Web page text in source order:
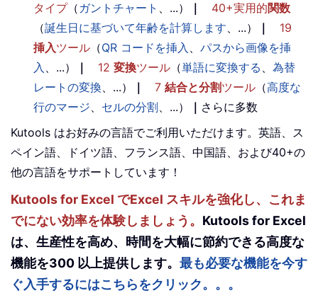
タイプ（ ガントチャート 、...） ｜ 40+実用的関数
（誕生日に基づいて年齢を計算します、...） ｜
19
挿入ツール （QR コードを挿入 、 パスから画像を挿
入 、...） ｜ 12 変換ツール （単語に変換する 、 為替
レートの変換、...） ｜ 7 結合と分割ツール （高度な
行のマージ、 セルの分割、...） ｜ さらに多数
Kutools はお好みの言語でご利用いただけます。英語、ス
ペイン語、ドイツ語、フランス語、中国語、および40+の
他の言語をサポートしています！
Kutools for Excel でExcel スキルを強化し、これま
でにない効率を体験しましょう。 Kutools for Excel
は、生産性を高め、時間を大幅に節約できる高度な
機能を300 以上提供します。 最も必要な機能を今す
ぐ入手するにはこちらをクリック。。。